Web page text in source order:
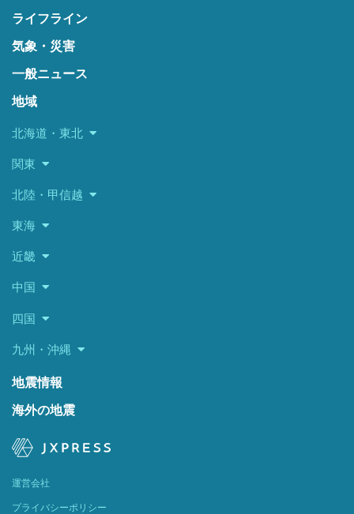
ライフライン
気象・災害
一般ニュース
地域
北海道・東北
関東
北陸・甲信越
東海
近畿
中国
四国
九州・沖縄
地震情報
海外の地震
運営会社
プライバシーポリシー